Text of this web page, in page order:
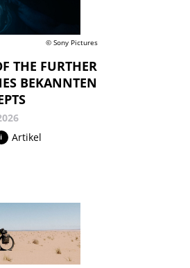
© Sony Pictures
THE FURTHER
BEKANNTEN
Artikel